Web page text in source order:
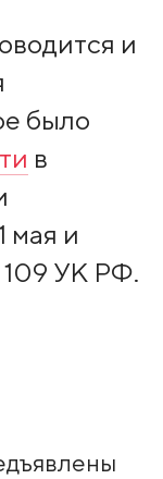
и
было
в
мая и
109 УК РФ.